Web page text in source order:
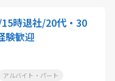
時退社/20代・30
験歓迎
アルバイト・パート